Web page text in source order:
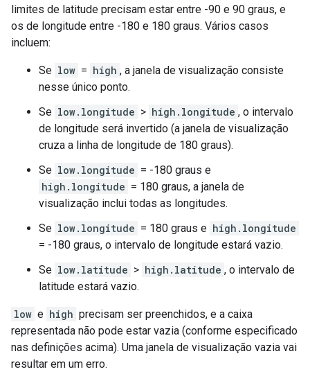
limites de latitude precisam estar entre -90 e 90 graus, e
os de longitude entre -180 e 180 graus. Vários casos
incluem:
Se low = high , a janela de visualização consiste
nesse único ponto.
Se low.longitude > high.longitude , o intervalo
de longitude será invertido (a janela de visualização
cruza a linha de longitude de 180 graus).
Se low.longitude = -180 graus e
high.longitude = 180 graus, a janela de
visualização inclui todas as longitudes.
Se low.longitude = 180 graus e high.longitude
= -180 graus, o intervalo de longitude estará vazio.
Se low.latitude > high.latitude , o intervalo de
latitude estará vazio.
low e high precisam ser preenchidos, e a caixa
representada não pode estar vazia (conforme especificado
nas definições acima). Uma janela de visualização vazia vai
resultar em um erro.